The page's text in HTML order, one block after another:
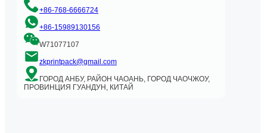
+86-768-6666724
+86-15989130156
W71077107
zkprintpack@gmail.com
ГОРОД АНБУ, РАЙОН ЧАОАНЬ, ГОРОД ЧАОЧЖОУ,
ПРОВИНЦИЯ ГУАНДУН, КИТАЙ